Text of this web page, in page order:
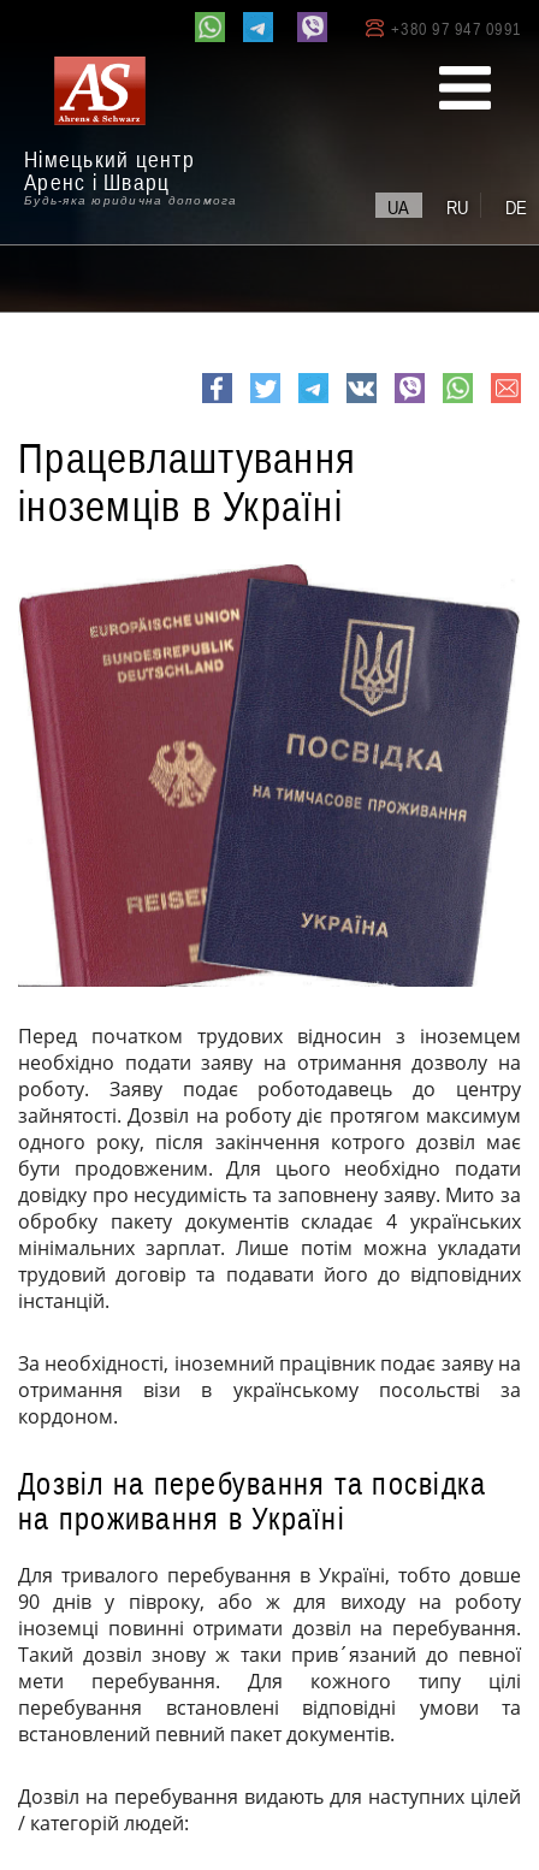
Німецький центр
Аренс і Шварц
Будь-яка юридична допомога
+380 97 947 0991
UA RU DE
Працевлаштування
іноземців в Україні
Перед початком трудових відносин з іноземцем
необхідно подати заяву на отримання дозволу на
роботу. Заяву подає роботодавець до центру
зайнятості. Дозвіл на роботу діє протягом максимум
одного року, після закінчення котрого дозвіл має
бути продовженим. Для цього необхідно подати
довідку про несудимість та заповнену заяву. Мито за
обробку пакету документів складає 4 українських
мінімальних зарплат. Лише потім можна укладати
трудовий договір та подавати його до відповідних
інстанцій.
За необхідності, іноземний працівник подає заяву на
отримання візи в українському посольстві за
кордоном.
Дозвіл на перебування та посвідка
на проживання в Україні
Для тривалого перебування в Україні, тобто довше
90 днів у півроку, або ж для виходу на роботу
іноземці повинні отримати дозвіл на перебування.
Такий дозвіл знову ж таки прив´язаний до певної
мети перебування. Для кожного типу цілі
перебування встановлені відповідні умови та
встановлений певний пакет документів.
Дозвіл на перебування видають для наступних цілей
/ категорій людей: